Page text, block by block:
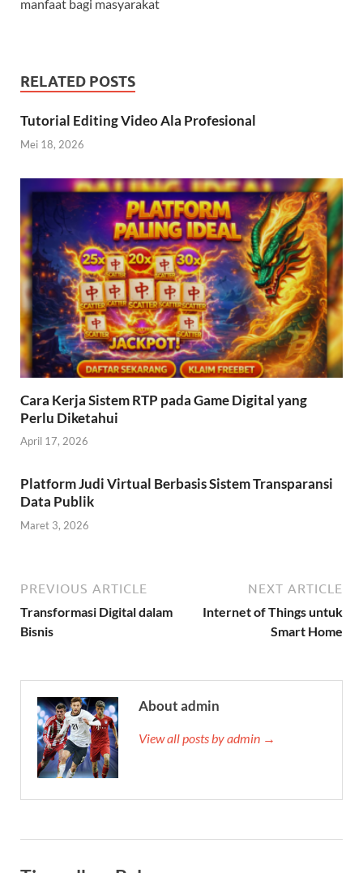
manfaat bagi masyarakat
RELATED POSTS
Tutorial Editing Video Ala Profesional
Mei 18, 2026
Cara Kerja Sistem RTP pada Game Digital yang
Perlu Diketahui
April 17, 2026
Platform Judi Virtual Berbasis Sistem Transparansi
Data Publik
Maret 3, 2026
PREVIOUS ARTICLE
Transformasi Digital dalam
Bisnis
NEXT ARTICLE
Internet of Things untuk
Smart Home
About admin
View all posts by admin →